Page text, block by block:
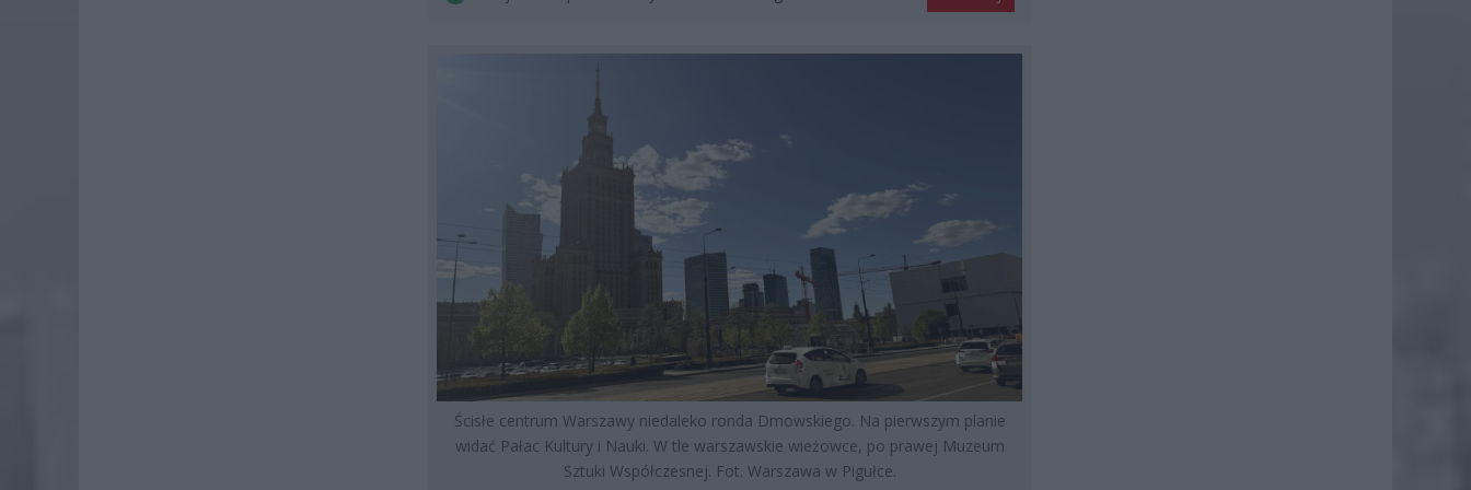
Ścisłe centrum Warszawy niedaleko ronda Dmowskiego. Na pierwszym planie
widać Pałac Kultury i Nauki. W tle warszawskie wieżowce, po prawej Muzeum
Sztuki Współczesnej. Fot. Warszawa w Pigułce.